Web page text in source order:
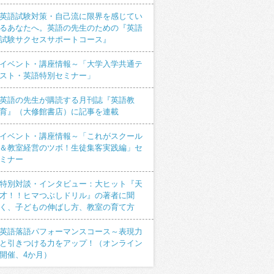
語試験対策・自己流に限界を感じてい
あなたへ。英語の先生のための『英語
験サクセスサポートコース』
ベント・講座情報～「大学入学共通テ
ト・英語特別セミナー」
語の先生が購読する月刊誌『英語教
』（大修館書店）に記事を連載
ベント・講座情報～「これがスクール
教室経営のツボ！生徒集客実践編」セ
ナー
別対談・インタビュー：大ヒット『天
！！ヒマつぶしドリル』の著者に聞
、子どもの伸ばし方、教室の育て方
語落語パフォーマンスコース～表現力
引きつける力をアップ！（オンライン
催、4か月）